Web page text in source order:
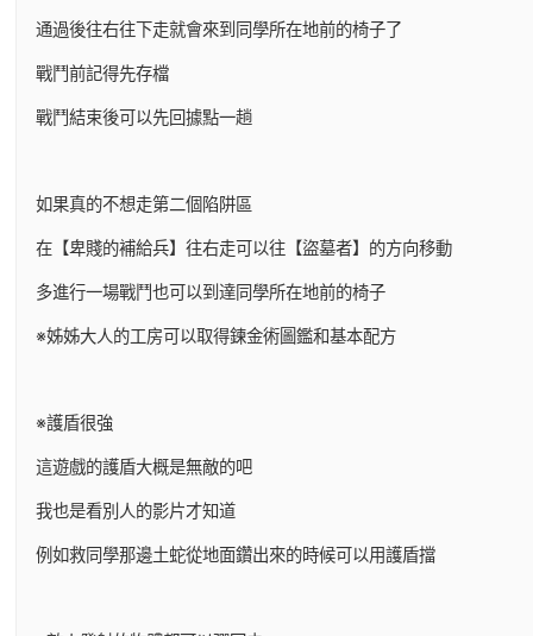
通過後往右往下走就會來到同學所在地前的椅子了
戰鬥前記得先存檔
戰鬥結束後可以先回據點一趟
如果真的不想走第二個陷阱區
在【卑賤的補給兵】往右走可以往【盜墓者】的方向移動
多進行一場戰鬥也可以到達同學所在地前的椅子
※姊姊大人的工房可以取得鍊金術圖鑑和基本配方
※護盾很強
這遊戲的護盾大概是無敵的吧
我也是看別人的影片才知道
例如救同學那邊土蛇從地面鑽出來的時候可以用護盾擋